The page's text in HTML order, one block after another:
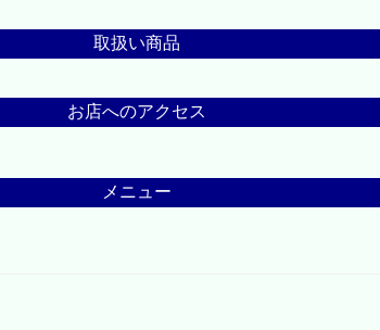
取扱い商品
お店へのアクセス
メニュー